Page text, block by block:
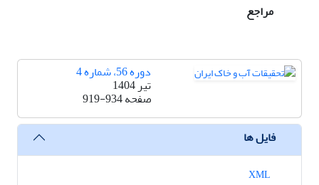
مراجع
دوره 56، شماره 4
تیر 1404
صفحه919-934
فایل ها